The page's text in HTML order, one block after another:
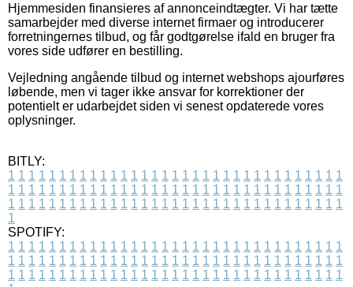
Hjemmesiden finansieres af annonceindtægter. Vi har tætte
samarbejder med diverse internet firmaer og introducerer
forretningernes tilbud, og får godtgørelse ifald en bruger fra
vores side udfører en bestilling.
Vejledning angående tilbud og internet webshops ajourføres
løbende, men vi tager ikke ansvar for korrektioner der
potentielt er udarbejdet siden vi senest opdaterede vores
oplysninger.
BITLY:
1 1 1 1 1 1 1 1 1 1 1 1 1 1 1 1 1 1 1 1 1 1 1 1 1 1 1 1 1 1 1 1 1
1 1 1 1 1 1 1 1 1 1 1 1 1 1 1 1 1 1 1 1 1 1 1 1 1 1 1 1 1 1 1 1 1
1 1 1 1 1 1 1 1 1 1 1 1 1 1 1 1 1 1 1 1 1 1 1 1 1 1 1 1 1 1 1 1 1
1
SPOTIFY:
1 1 1 1 1 1 1 1 1 1 1 1 1 1 1 1 1 1 1 1 1 1 1 1 1 1 1 1 1 1 1 1 1
1 1 1 1 1 1 1 1 1 1 1 1 1 1 1 1 1 1 1 1 1 1 1 1 1 1 1 1 1 1 1 1 1
1 1 1 1 1 1 1 1 1 1 1 1 1 1 1 1 1 1 1 1 1 1 1 1 1 1 1 1 1 1 1 1 1